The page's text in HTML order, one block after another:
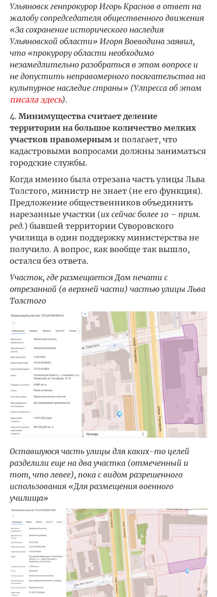
Ульяновск генпрокурор Игорь Краснов в ответ на
жалобу сопредседателя общественного движения
«За сохранение исторического наследия
Ульяновской области» Игоря Воеводина заявил,
что «прокурору области необходимо
незамедлительно разобраться в этом вопросе и
не допустить неправомерного посягательства на
культурное наследие страны» (Улпресса об этом
писала здесь).
4. Минимущества считает деление
территории на большое количество мелких
участков правомерным и полагает, что
кадастровыми вопросами должны заниматься
городские службы.
Когда именно была отрезана часть улицы Льва
Толстого, министр не знает (не его функция).
Предложение общественников объединить
нарезанные участки (их сейчас более 10 – прим.
ред.) бывшей территории Суворовского
училища в один поддержку министерства не
получило. А вопрос, как вообще так вышло,
остался без ответа.
Участок, где размещается Дом печати с
отрезанной (в верхней части) частью улицы Льва
Толстого
Оставшуюся часть улицы для каких-то целей
разделили еще на два участка (отмеченный и
тот, что левее), пока с видом разрешенного
использования «Для размещения военного
училища»